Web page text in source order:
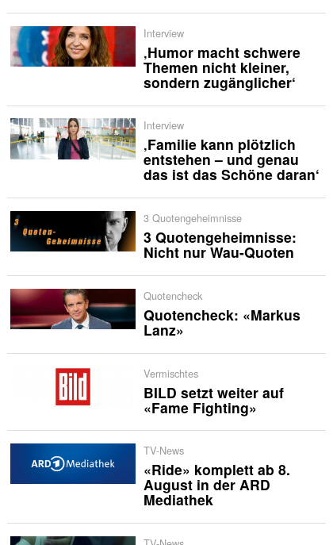
Interview
‚Humor macht schwere
Themen nicht kleiner,
sondern zugänglicher‘
Interview
‚Familie kann plötzlich
entstehen – und genau
das ist das Schöne daran‘
3 Quotengeheimnisse
3 Quotengeheimnisse:
Nicht nur Wau-Quoten
Quotencheck
Quotencheck: «Markus
Lanz»
Vermischtes
BILD setzt weiter auf
«Fame Fighting»
TV-News
«Ride» komplett ab 8.
August in der ARD
Mediathek